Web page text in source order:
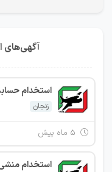
آگهی‌های
استخدام
زنجان
استخدام